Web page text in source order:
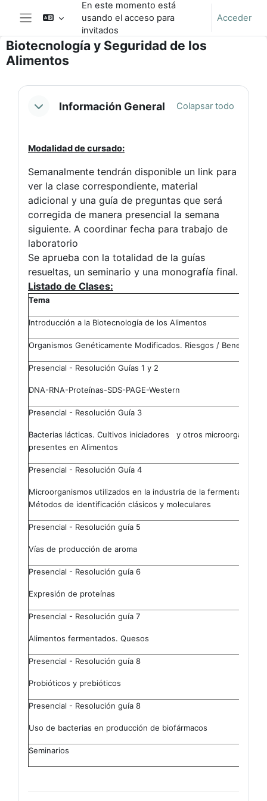
Salta al contenido principalEn este momento está
usando el acceso para
invitados
Acceder
Biotecnología y Seguridad de los
Alimentos
Perfilado de sección
Información General Colapsar todo
Modalidad de cursado:
Semanalmente tendrán disponible un link para
ver la clase correspondiente, material
adicional y una guía de preguntas que será
corregida de manera presencial la semana
siguiente. A coordinar fecha para trabajo de
laboratorio
Se aprueba con la totalidad de la guías
resueltas, un seminario y una monografía final.
Listado de Clases:
Tema
Introducción a la Biotecnología de los Alimentos
Organismos Genéticamente Modificados. Riesgos / Beneficios
Presencial - Resolución Guías 1 y 2
DNA-RNA-Proteínas-SDS-PAGE-Western
Presencial - Resolución Guía 3
Bacterias lácticas. Cultivos iniciadores y otros
presentes en Alimentos
Presencial - Resolución Guía 4
Microorganismos utilizados en la industria de la fermentación.
Métodos de identificación clásicos y moleculares
Presencial - Resolución guía 5
Vías de producción de aroma
Presencial - Resolución guía 6
Expresión de proteínas
Presencial - Resolución guía 7
Alimentos fermentados. Quesos
Presencial - Resolución guía 8
Probióticos y prebióticos
Presencial - Resolución guía 8
Uso de bacterias en producción de biofármacos
Seminarios